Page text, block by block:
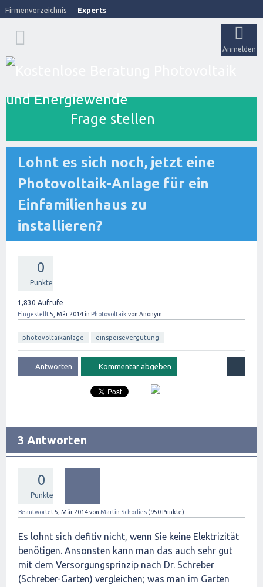
Firmenverzeichnis Experts
Anmelden
Frage stellen
Lohnt es sich noch, jetzt eine
Photovoltaik-Anlage für ein
Einfamilienhaus zu
installieren?
0
Punkte
1,830 Aufrufe
Eingestellt5, Mär 2014in Photovoltaik von Anonym
photovoltaikanlage einspeisevergütung
3 Antworten
0
Punkte
Beantwortet5, Mär 2014von Martin Schorlies (950 Punkte)
Es lohnt sich defitiv nicht, wenn Sie keine Elektrizität
benötigen. Ansonsten kann man das auch sehr gut
mit dem Versorgungsprinzip nach Dr. Schreber
(Schreber-Garten) vergleichen; was man im Garten